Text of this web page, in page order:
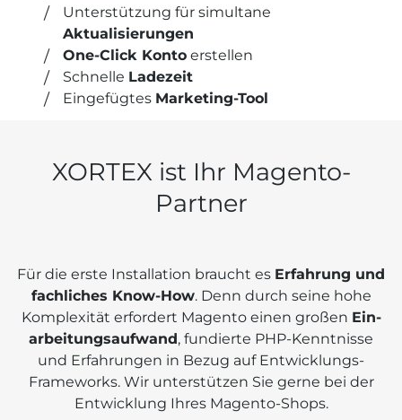
Unterstützung für simultane
Aktualisierungen
One-Click Konto erstellen
Schnelle Lade­zeit
Eingefügtes Marketing-Tool
XORTEX ist Ihr Magento-
Partner
Für die erste Instal­lation braucht es Erfahrung und
fachliches Know-How. Denn durch seine hohe
Komplexität erfordert Magento einen großen Ein­
arbeitungs­aufwand, fundierte PHP-Kenntnisse
und Erfahrungen in Bezug auf Entwicklungs-
Frame­works. Wir unterstützen Sie gerne bei der
Entwicklung Ihres Magento-Shops.